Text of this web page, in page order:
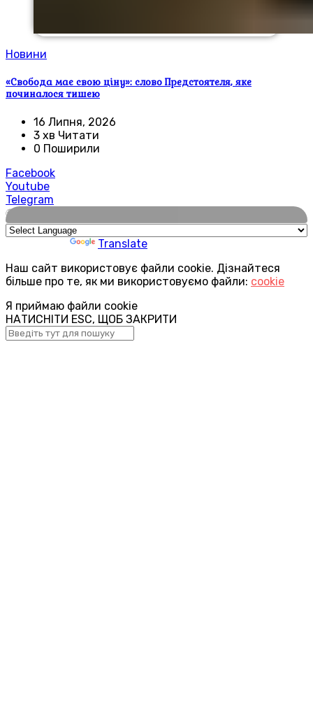
Новини
«Свобода має свою ціну»: слово Предстоятеля, яке
починалося тишею
16 Липня, 2026
3 хв Читати
0 Поширили
Facebook
Youtube
Telegram
🌍
Translate
Наш сайт використовує файли cookie. Дізнайтеся
більше про те, як ми використовуємо файли: cookie
Я приймаю файли cookie
НАТИСНІТИ ESC, ЩОБ ЗАКРИТИ